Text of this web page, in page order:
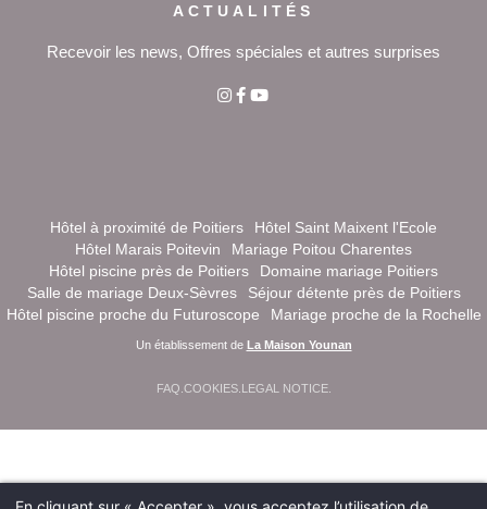
ACTUALITÉS
Recevoir les news, Offres spéciales et autres surprises
Hôtel à proximité de Poitiers
Hôtel Saint Maixent l'Ecole
Hôtel Marais Poitevin
Mariage Poitou Charentes
Hôtel piscine près de Poitiers
Domaine mariage Poitiers
Salle de mariage Deux-Sèvres
Séjour détente près de Poitiers
Hôtel piscine proche du Futuroscope
Mariage proche de la Rochelle
Un établissement de La Maison Younan
FAQ COOKIES. LEGAL NOTICE.